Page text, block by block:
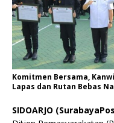
Komitmen Bersama,
Lapas dan Rutan Bebas
SIDOARJO